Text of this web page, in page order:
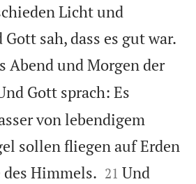
Licht und
sah, dass es gut war.
Abend und Morgen der
Gott sprach: Es
von lebendigem
sollen fliegen auf Erden
Himmels. 

21 Und